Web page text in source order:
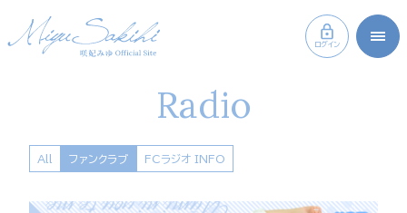
ログイン
Radio
All ファンクラブ FCラジオ INFO